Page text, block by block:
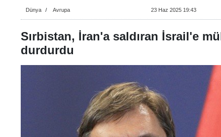
Dünya Avrupa 23 Haz 2025 19:43
Sırbistan, İran'a saldıran İsrail'e
durdurdu